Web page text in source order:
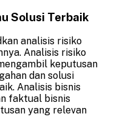
Solusi Terbaik
analisis risiko
Analisis risiko
keputusan
dan solusi
Analisis bisnis
faktual bisnis
yang relevan